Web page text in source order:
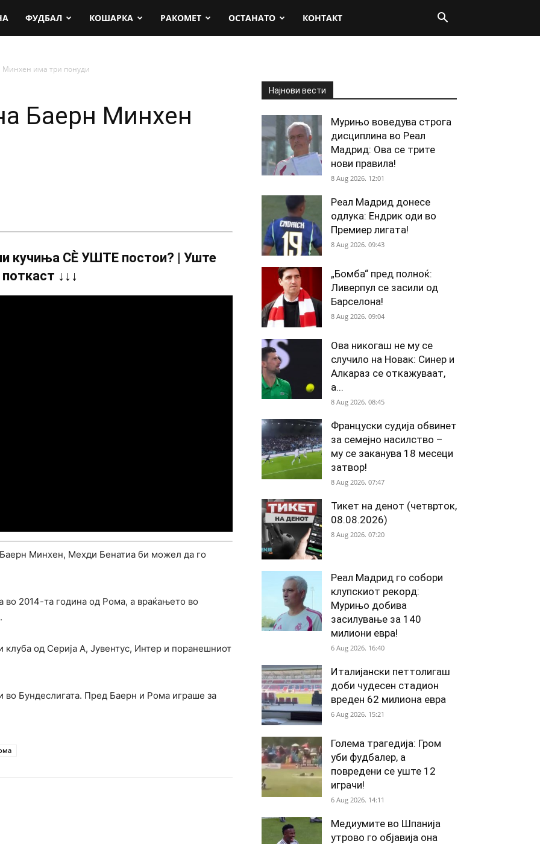
ФУДБАЛ КОШАРКА РАКОМЕТ ОСТАНАТО КОНТАКТ
има три понуди
Баерн Минхен
кучиња СÈ УШТЕ постои? | Уште
↓↓↓
Минхен, Мехди Бенатиа би можел да го
во 2014-та година од Рома, а враќањето во
клуба од Серија А, Јувентус, Интер и поранешниот
во Бундеслигата. Пред Баерн и Рома играше за
Најнови вести
Мурињо воведува строга
дисциплина во Реал
Мадрид: Ова се трите
нови правила!
8 Aug 2026. 12:01
Реал Мадрид донесе
одлука: Ендрик оди во
Премиер лигата!
8 Aug 2026. 09:43
„Бомба“ пред полноќ:
Ливерпул се засили од
Барселона!
8 Aug 2026. 09:04
Ова никогаш не му се
случило на Новак: Синер и
Алкараз се откажуваат,
а...
8 Aug 2026. 08:45
Француски судија обвинет
за семејно насилство –
му се заканува 18 месеци
затвор!
8 Aug 2026. 07:47
Тикет на денот (четврток,
08.08.2026)
8 Aug 2026. 07:20
Реал Мадрид го собори
клупскиот рекорд:
Мурињо добива
засилување за 140
милиони евра!
6 Aug 2026. 16:40
Италијански петтолигаш
доби чудесен стадион
вреден 62 милиона евра
6 Aug 2026. 15:21
Голема трагедија: Гром
уби фудбалер, а
повредени се уште 12
играчи!
6 Aug 2026. 14:11
Медиумите во Шпанија
утрово го објавија она